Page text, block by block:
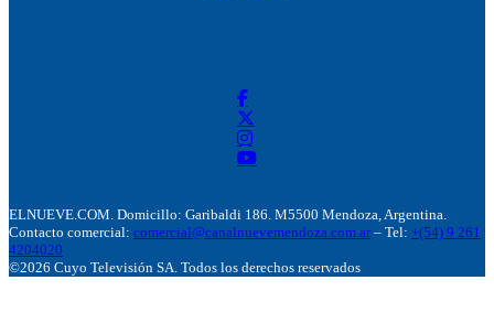
ELNUEVE.COM. Domicillo: Garibaldi 186. M5500 Mendoza, Argentina.
Contacto comercial: comercial@canalnuevemendoza.com.ar – Tel: +(54) 9 261
4204020
©2026 Cuyo Televisión SA. Todos los derechos reservados